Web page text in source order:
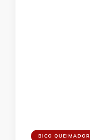
BICO QUEIMADOR